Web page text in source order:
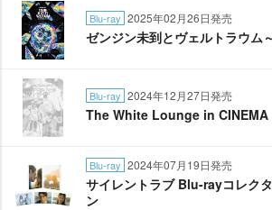
Blu-ray 2025年02月26日発売
ゼンジン未到とヴェルトラウム
Blu-ray 2024年12月27日発売
The White Lounge in CINEMA
Blu-ray 2024年07月19日発売
サイレントラブ Blu-rayコレク
ン